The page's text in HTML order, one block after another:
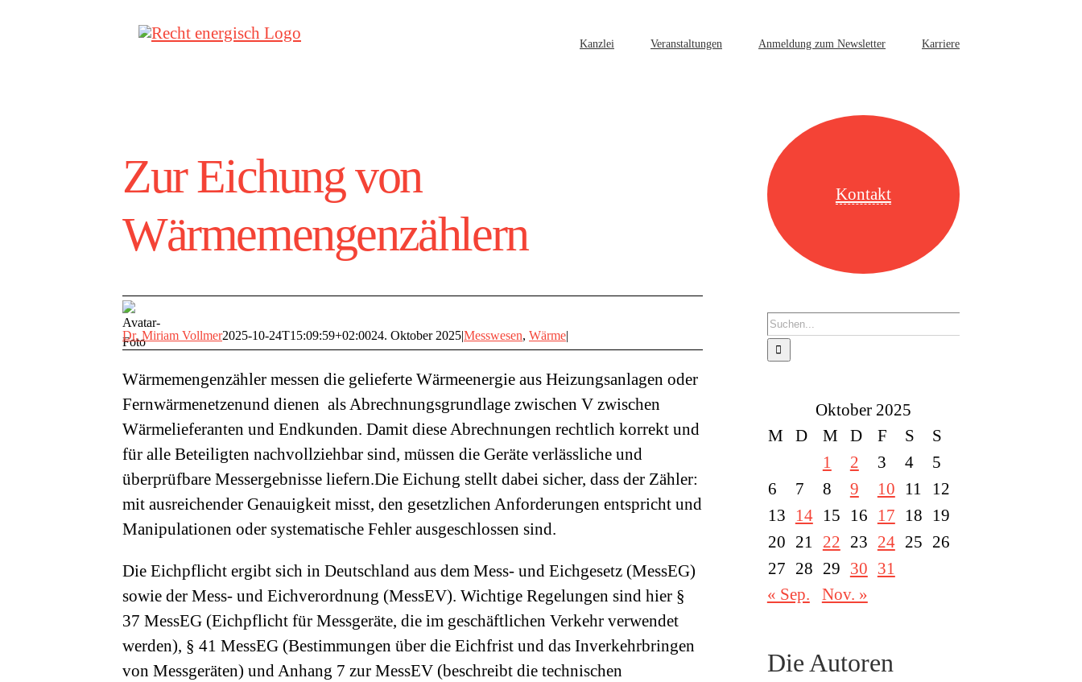
Kanzlei Veranstaltungen Anmeldung zum Newsletter Karriere
Zur Eichung von
Wärmemengenzählern
Dr. Miriam Vollmer2025-10-24T15:09:59+02:0024. Oktober 2025|Messwesen, Wärme|
Wärmemengenzähler messen die gelieferte Wärmeenergie aus Heizungsanlagen oder
Fernwärmenetzenund dienen als Abrechnungsgrundlage zwischen V zwischen
Wärmelieferanten und Endkunden. Damit diese Abrechnungen rechtlich korrekt und
für alle Beteiligten nachvollziehbar sind, müssen die Geräte verlässliche und
überprüfbare Messergebnisse liefern.Die Eichung stellt dabei sicher, dass der Zähler:
mit ausreichender Genauigkeit misst, den gesetzlichen Anforderungen entspricht und
Manipulationen oder systematische Fehler ausgeschlossen sind.
Die Eichpflicht ergibt sich in Deutschland aus dem Mess- und Eichgesetz (MessEG)
sowie der Mess- und Eichverordnung (MessEV). Wichtige Regelungen sind hier §
37 MessEG (Eichpflicht für Messgeräte, die im geschäftlichen Verkehr verwendet
werden), § 41 MessEG (Bestimmungen über die Eichfrist und das Inverkehrbringen
von Messgeräten) und Anhang 7 zur MessEV (beschreibt die technischen
Kontakt
Suche
nach:
Oktober 2025
M
D M D F S
S
1
2 3 4
5
6
7 8 9 10 11
12
13
14 15 16 17 18
19
20 21 22 23 24 25 26
27 28 29 30 31
« Sep.
Nov. »
Die Autoren